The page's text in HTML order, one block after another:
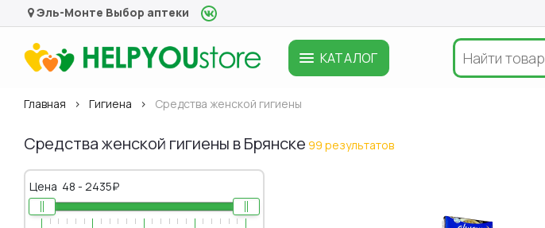
Эль-Монте Выбор аптеки
КАТАЛОГ
Главная Гигиена Средства женской гигиены
Средства женской гигиены в Брянске 99 результатов
Цена 48 - 2435₽